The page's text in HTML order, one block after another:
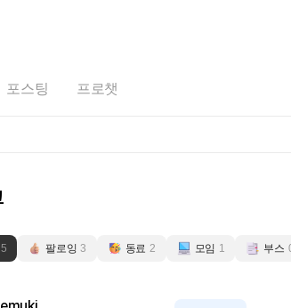
포스팅 프로챗
5 팔로잉 3 동료 2 모임 1 부스